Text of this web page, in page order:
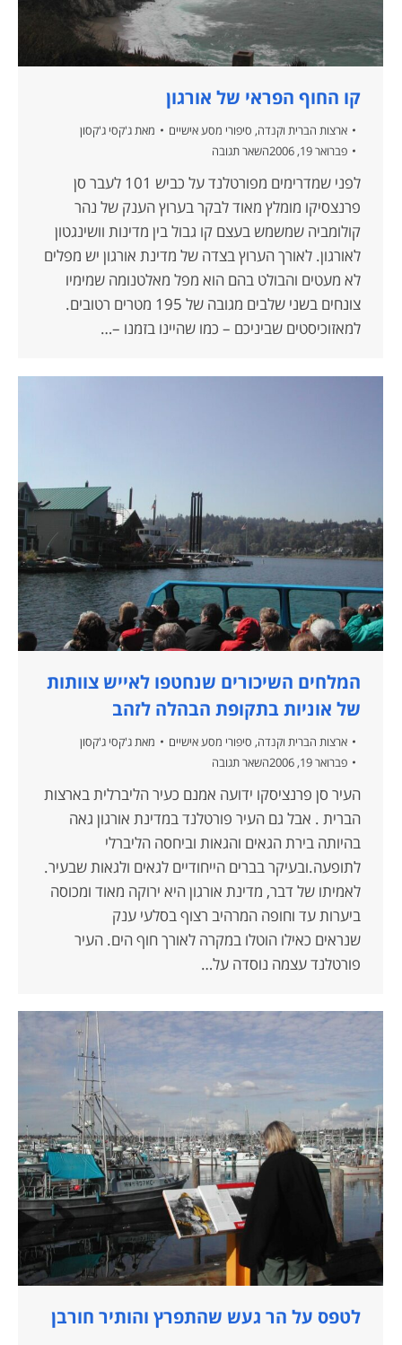
קו החוף הפראי של אורגון
ארצות הברית וקנדה, סיפורי מסע אישיים מאת ג'קסי ג'קסון
פברואר 19, 2006
השאר תגובה
לפני שמדרימים מפורטלנד על כביש 101 לעבר סן
פרנצסיקו מומלץ מאוד לבקר בערוץ הענק של נהר
קולומביה שמשמש בעצם קו גבול בין מדינות וושינגטון
לאורגון. לאורך הערוץ בצדה של מדינת אורגון יש מפלים
לא מעטים והבולט בהם הוא מפל מאלטנומה שמימיו
צונחים בשני שלבים מגובה של 195 מטרים רטובים.
למאזוכיסטים שביניכם – כמו שהיינו בזמנו –…
המלחים השיכורים שנחטפו לאייש צוותות
של אוניות בתקופת הבהלה לזהב
ארצות הברית וקנדה, סיפורי מסע אישיים מאת ג'קסי ג'קסון
פברואר 19, 2006
השאר תגובה
העיר סן פרנציסקו ידועה אמנם כעיר הליברלית בארצות
הברית . אבל גם העיר פורטלנד במדינת אורגון גאה
בהיותה בירת הגאים והגאות וביחסה הליברלי
לתופעה.ובעיקר בברים הייחודיים לגאים ולגאות שבעיר.
לאמיתו של דבר, מדינת אורגון היא ירוקה מאוד ומכוסה
ביערות עד וחופה המרהיב רצוף בסלעי ענק
שנראים כאילו הוטלו במקרה לאורך חוף הים. העיר
פורטלנד עצמה נוסדה על…
לטפס על הר געש שהתפרץ והותיר חורבן